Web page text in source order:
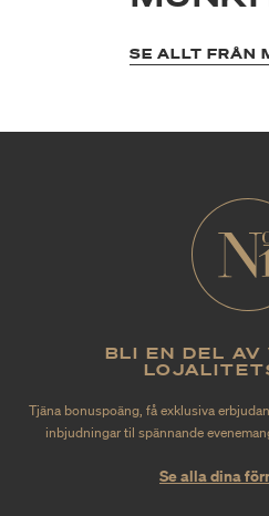
SE ALLT FRÅN
BLI EN DEL AV
Tjäna bonuspoäng, få exklusiva
inbjudningar til spännande
Se alla dina